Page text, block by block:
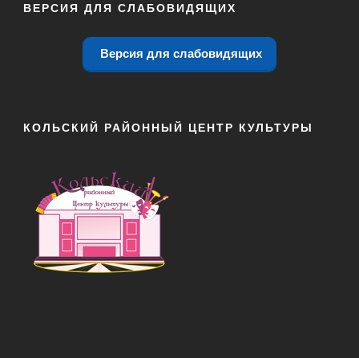
ВЕРСИЯ ДЛЯ СЛАБОВИДЯЩИХ
Версия для слабовидящих
КОЛЬСКИЙ РАЙОННЫЙ ЦЕНТР КУЛЬТУРЫ